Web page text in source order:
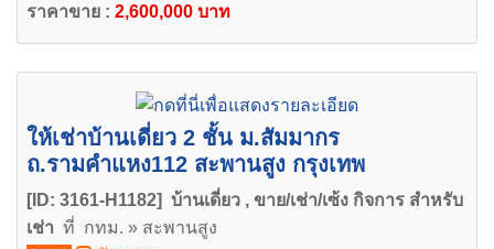
ราคาขาย : 2,600,000 บาท
ให้เช่าบ้านเดี่ยว 2 ชั้น ม.สัมมากร
ถ.รามคำแหง112 สะพานสูง กรุงเทพ
[ID: 3161-H1182] บ้านเดี่ยว , ขาย/เช่า/เซ้ง กิจการ สำหรับ
เช่า ที่ กทม. » สะพานสูง